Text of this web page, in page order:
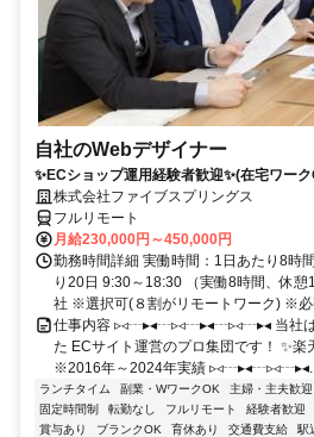
自社のWebデザイナー
✨ECショップ運用経験者歓迎✨(在宅ワー
株式会社ファイブスプリングス
フルリモート
月給230,000円～450,000円
勤務時間詳細 実働時間：1日あたり8時
り20日 9:30～18:30 （実働8時間、休
社 ※選択可(８割がリモートワーク) ※必
仕事内容 ▹◃┄▸◂┄▹◃┄▸◂┄▹◃┄▸◂ 当社
た ECサイト運営のプロ集団です！ ✨
※2016年～2024年実績 ▹◃┄▸◂┄▹◃┄▸◂...
ランチタイム 副業・WワークOK 主婦・主夫歓迎
固定時間制
転勤なし フルリモート 経験者歓迎
賞与あり
ブランクOK 育休あり 交通費支給 駅